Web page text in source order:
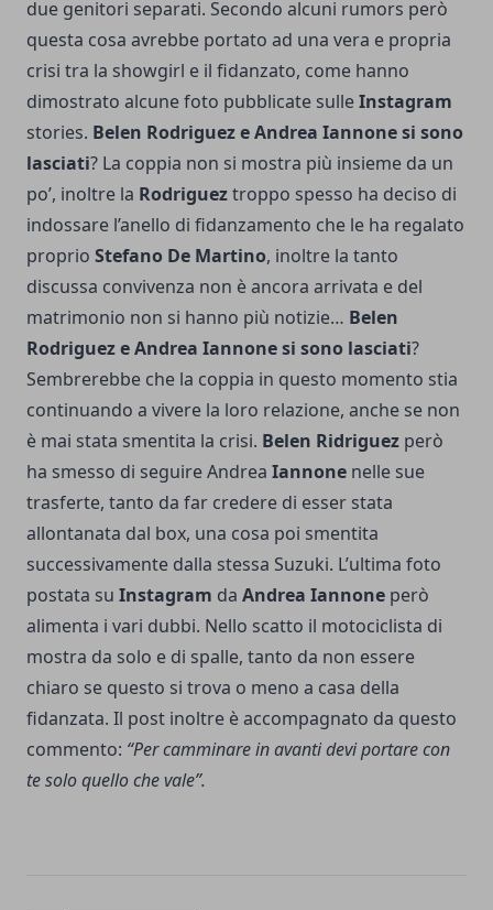
due genitori separati. Secondo alcuni rumors però
questa cosa avrebbe portato ad una vera e propria
crisi tra la showgirl e il fidanzato, come hanno
dimostrato alcune foto pubblicate sulleInstagram
stories. Belen Rodriguez e Andrea Iannone si sono
lasciati? La coppia non si mostra più insieme da un
po’, inoltre la Rodrigueztroppo spesso ha deciso di
indossare l’anello di fidanzamento che le ha regalato
proprio Stefano De Martino, inoltre la tanto
discussa convivenza non è ancora arrivata e del
matrimonio non si hanno più notizie… Belen
Rodriguez e Andrea Iannone si sono lasciati?
Sembrerebbe che la coppia in questo momento stia
continuando a vivere la loro relazione, anche se non
è mai stata smentita la crisi. Belen Ridriguez però
ha smesso di seguire Andrea Iannone nelle sue
trasferte, tanto da far credere di esser stata
allontanata dal box, una cosa poi smentita
successivamente dalla stessa Suzuki. L’ultima foto
postata su Instagram da Andrea Iannone però
alimenta i vari dubbi. Nello scatto il motociclista di
mostra da solo e di spalle, tanto da non essere
chiaro se questo si trova o meno a casa della
fidanzata. Il post inoltre è accompagnato da questo
commento: “Per camminare in avanti devi portare con
te solo quello che vale”.